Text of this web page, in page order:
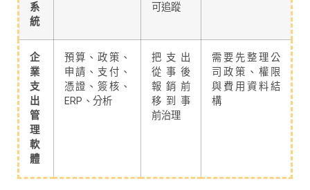
系
統
可追蹤
企
業
支
出
管
理
軟
體
預算、政策、
申請、支付、
憑證、簽核、
ERP、分析
把支出
從事後
報銷前
移到事
前治理
需要先整理公
司政策、權限
與費用資料結
構